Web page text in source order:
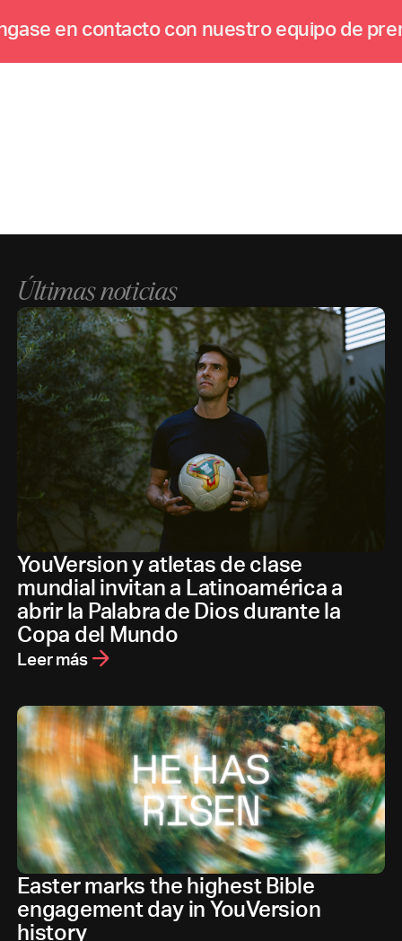
gase en contactocon nuestro equipo de pre
Últimas noticias
YouVersion y atletas de clase
mundial invitan a Latinoamérica a
abrir la Palabra de Dios durante la
Copa del Mundo
Leer más
Easter marks the highest Bible
engagement day in YouVersion
history